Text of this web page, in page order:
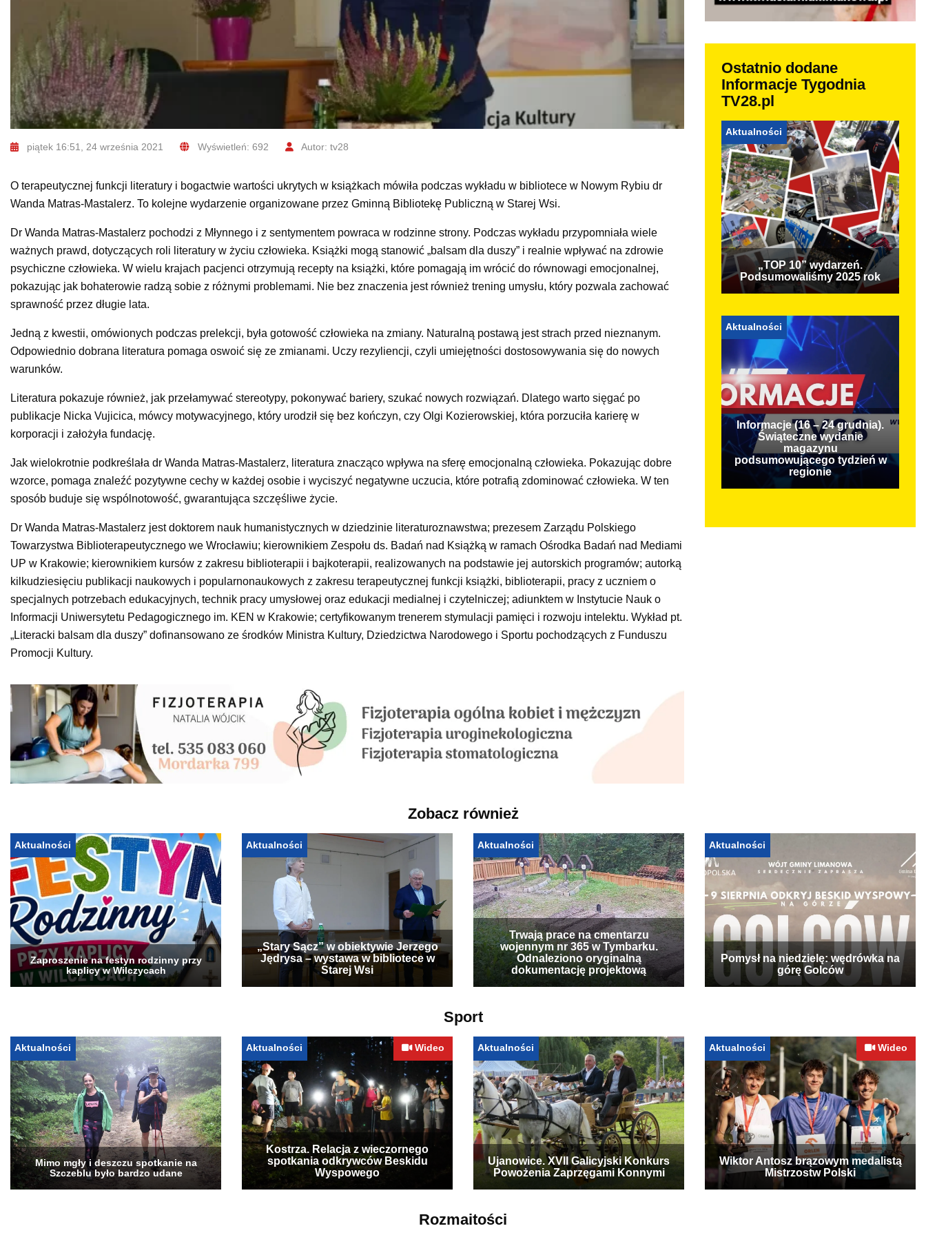
piątek 16:51, 24 września 2021 Wyświetleń: 692 Autor: tv28
O terapeutycznej funkcji literatury i bogactwie wartości ukrytych w książkach mówiła podczas wykładu w bibliotece w Nowym Rybiu dr
Wanda Matras-Mastalerz. To kolejne wydarzenie organizowane przez Gminną Bibliotekę Publiczną w Starej Wsi.
Dr Wanda Matras-Mastalerz pochodzi z Młynnego i z sentymentem powraca w rodzinne strony. Podczas wykładu przypomniała wiele
ważnych prawd, dotyczących roli literatury w życiu człowieka. Książki mogą stanowić „balsam dla duszy” i realnie wpływać na zdrowie
psychiczne człowieka. W wielu krajach pacjenci otrzymują recepty na książki, które pomagają im wrócić do równowagi emocjonalnej,
pokazując jak bohaterowie radzą sobie z różnymi problemami. Nie bez znaczenia jest również trening umysłu, który pozwala zachować
sprawność przez długie lata.
Jedną z kwestii, omówionych podczas prelekcji, była gotowość człowieka na zmiany. Naturalną postawą jest strach przed nieznanym.
Odpowiednio dobrana literatura pomaga oswoić się ze zmianami. Uczy rezyliencji, czyli umiejętności dostosowywania się do nowych
warunków.
Literatura pokazuje również, jak przełamywać stereotypy, pokonywać bariery, szukać nowych rozwiązań. Dlatego warto sięgać po
publikacje Nicka Vujicica, mówcy motywacyjnego, który urodził się bez kończyn, czy Olgi Kozierowskiej, która porzuciła karierę w
korporacji i założyła fundację.
Jak wielokrotnie podkreślała dr Wanda Matras-Mastalerz, literatura znacząco wpływa na sferę emocjonalną człowieka. Pokazując dobre
wzorce, pomaga znaleźć pozytywne cechy w każdej osobie i wyciszyć negatywne uczucia, które potrafią zdominować człowieka. W ten
sposób buduje się wspólnotowość, gwarantująca szczęśliwe życie.
Dr Wanda Matras-Mastalerz jest doktorem nauk humanistycznych w dziedzinie literaturoznawstwa; prezesem Zarządu Polskiego
Towarzystwa Biblioterapeutycznego we Wrocławiu; kierownikiem Zespołu ds. Badań nad Książką w ramach Ośrodka Badań nad Mediami
UP w Krakowie; kierownikiem kursów z zakresu biblioterapii i bajkoterapii, realizowanych na podstawie jej autorskich programów; autorką
kilkudziesięciu publikacji naukowych i popularnonaukowych z zakresu terapeutycznej funkcji książki, biblioterapii, pracy z uczniem o
specjalnych potrzebach edukacyjnych, technik pracy umysłowej oraz edukacji medialnej i czytelniczej; adiunktem w Instytucie Nauk o
Informacji Uniwersytetu Pedagogicznego im. KEN w Krakowie; certyfikowanym trenerem stymulacji pamięci i rozwoju intelektu. Wykład pt.
„Literacki balsam dla duszy” dofinansowano ze środków Ministra Kultury, Dziedzictwa Narodowego i Sportu pochodzących z Funduszu
Promocji Kultury.
Ostatnio dodane
Informacje Tygodnia
TV28.pl
Aktualności
„TOP 10” wydarzeń.
Podsumowaliśmy 2025 rok
Aktualności
Informacje (16 – 24 grudnia).
Świąteczne wydanie
magazynu
podsumowującego tydzień w
regionie
Zobacz również
Aktualności
Zaproszenie na festyn rodzinny przy
kaplicy w Wilczycach
Aktualności
„Stary Sącz” w obiektywie Jerzego
Jędrysa – wystawa w bibliotece w
Starej Wsi
Aktualności
Trwają prace na cmentarzu
wojennym nr 365 w Tymbarku.
Odnaleziono oryginalną
dokumentację projektową
Aktualności
Pomysł na niedzielę: wędrówka na
górę Golców
Sport
Aktualności
Mimo mgły i deszczu spotkanie na
Szczeblu było bardzo udane
Aktualności Wideo
Kostrza. Relacja z wieczornego
spotkania odkrywców Beskidu
Wyspowego
Aktualności
Ujanowice. XVII Galicyjski Konkurs
Powożenia Zaprzęgami Konnymi
Aktualności Wideo
Wiktor Antosz brązowym medalistą
Mistrzostw Polski
Rozmaitości